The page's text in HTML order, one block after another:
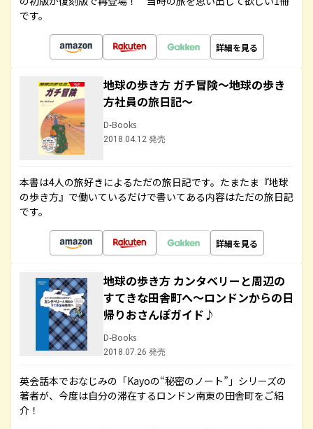
です。
詳細を見る
地球の歩き方 ガチ冒険～地球の歩き
方社員の旅日記～
D-Books
2018.04.12 発売
本書は4人の旅好きによるただの旅日記です。たまたま『地球
の歩き方』で働いているだけで書いてある内容はただの旅日記
です。
詳細を見る
地球の歩き方 カンタベリーと周辺の
すてきな田舎町へ～ロンドンからの日
帰りおさんぽガイド♪
D-Books
2018.07.26 発売
英会話本でおなじみの「Kayoの“秘密のノート”」シリーズの
著者が、今度は自分の滞在するロンドン南東の田舎町をご紹
介！